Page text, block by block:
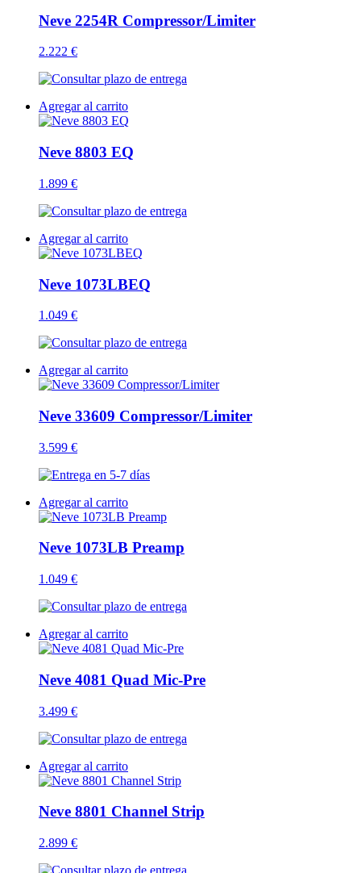
Neve 2254R Compressor/Limiter
2.222 €
Agregar al carrito
Neve 8803 EQ
1.899 €
Agregar al carrito
Neve 1073LBEQ
1.049 €
Agregar al carrito
Neve 33609 Compressor/Limiter
3.599 €
Agregar al carrito
Neve 1073LB Preamp
1.049 €
Agregar al carrito
Neve 4081 Quad Mic-Pre
3.499 €
Agregar al carrito
Neve 8801 Channel Strip
2.899 €